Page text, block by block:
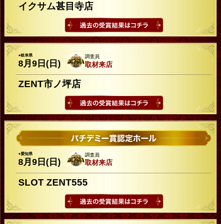
イクサム甚目寺店
●岐阜県
8月9日(日)
調査員
取材来店
ZENT市ノ坪店
●愛知県
8月9日(日)
調査員
取材来店
SLOT ZENT555